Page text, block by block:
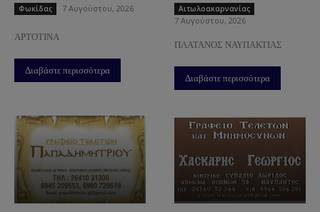
Φωκίδας 7 Αυγούστου, 2026
ΑΡΤΟΤΙΝΑ
Διαβάστε περισσότερα
Aιτωλοακαρνανίας
7 Αυγούστου, 2026
ΠΛΑΤΑΝΟΣ ΝΑΥΠΑΚΤΙΑΣ
Διαβάστε περισσότερα